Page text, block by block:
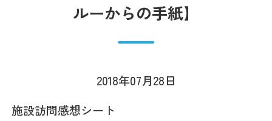
ルーからの手紙】
2018年07月28日
施設訪問感想シート